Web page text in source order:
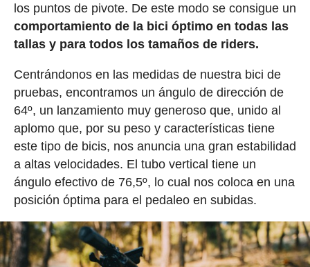
los puntos de pivote. De este modo se consigue un
comportamiento de la bici óptimo en todas las
tallas y para todos los tamaños de riders.
Centrándonos en las medidas de nuestra bici de
pruebas, encontramos un ángulo de dirección de
64º, un lanzamiento muy generoso que, unido al
aplomo que, por su peso y características tiene
este tipo de bicis, nos anuncia una gran estabilidad
a altas velocidades. El tubo vertical tiene un
ángulo efectivo de 76,5º, lo cual nos coloca en una
posición óptima para el pedaleo en subidas.